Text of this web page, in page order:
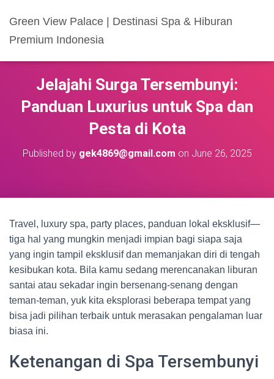
Green View Palace | Destinasi Spa & Hiburan
Premium Indonesia
Jelajahi Surga Tersembunyi:
Panduan Luxurius untuk Spa dan
Pesta di Kota
Published by gek4869@gmail.com on June 26, 2025
Travel, luxury spa, party places, panduan lokal eksklusif—
tiga hal yang mungkin menjadi impian bagi siapa saja
yang ingin tampil eksklusif dan memanjakan diri di tengah
kesibukan kota. Bila kamu sedang merencanakan liburan
santai atau sekadar ingin bersenang-senang dengan
teman-teman, yuk kita eksplorasi beberapa tempat yang
bisa jadi pilihan terbaik untuk merasakan pengalaman luar
biasa ini.
Ketenangan di Spa Tersembunyi